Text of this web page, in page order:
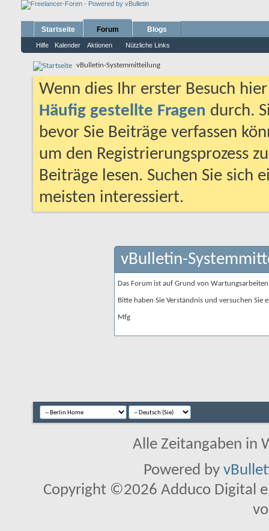
Startseite Forum
Hilfe Kalender Aktionen Nützliche Links
Blogs
vBulletin-Systemmitteilung
Wenn dies Ihr erster Besuch
Häufig gestellte Fragen durch.
bevor Sie Beiträge verfassen
um den Registrierungsprozess
Beiträge lesen. Suchen Sie sich
meisten interessiert.
vBulletin-
Das Forum ist auf Grund von
Bitte haben Sie Verständnis und versuchen Sie
Mfg
Alle Zeitangaben in
Powered by
Copyright ©2026 Adduco Digital